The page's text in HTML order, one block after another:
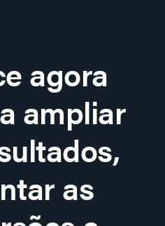
agora
ampliar
as